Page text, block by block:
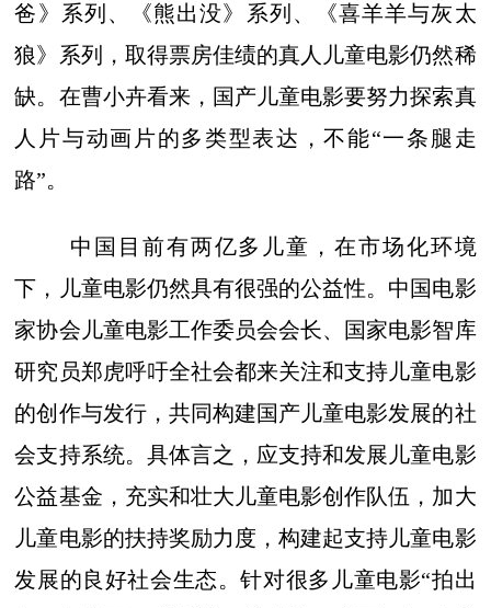
爸》系列、《熊出没》系列、《喜羊羊与灰太
狼》系列，取得票房佳绩的真人儿童电影仍然稀
缺。在曹小卉看来，国产儿童电影要努力探索真
人片与动画片的多类型表达，不能“一条腿走
路”。
中国目前有两亿多儿童，在市场化环境
下，儿童电影仍然具有很强的公益性。中国电影
家协会儿童电影工作委员会会长、国家电影智库
研究员郑虎呼吁全社会都来关注和支持儿童电影
的创作与发行，共同构建国产儿童电影发展的社
会支持系统。具体言之，应支持和发展儿童电影
公益基金，充实和壮大儿童电影创作队伍，加大
儿童电影的扶持奖励力度，构建起支持儿童电影
发展的良好社会生态。针对很多儿童电影“拍出